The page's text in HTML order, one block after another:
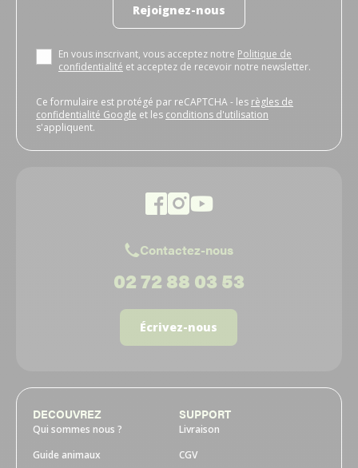
Rejoignez-nous
En vous inscrivant, vous acceptez notre Politique de
confidentialité et acceptez de recevoir notre newsletter.
Ce formulaire est protégé par reCAPTCHA - les règles de
confidentialité Google et les conditions d'utilisation
s'appliquent.
Contactez-nous
02 72 88 03 53
Écrivez-nous
DECOUVREZ
Qui sommes nous ?
Guide animaux
SUPPORT
Livraison
CGV